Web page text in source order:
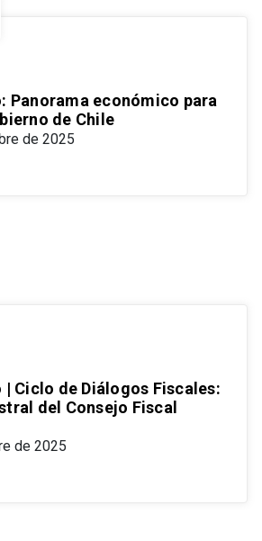
Panorama económico para
de Chile
de 2025
Ciclo de Diálogos Fiscales:
del Consejo Fiscal
de 2025